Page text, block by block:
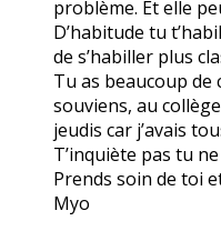
problème. Et elle
D’habitude tu
de s’habiller plus
Tu as beaucoup de
souviens, au
jeudis car j’avais
T’inquiète pas tu
Prends soin de toi
Myo